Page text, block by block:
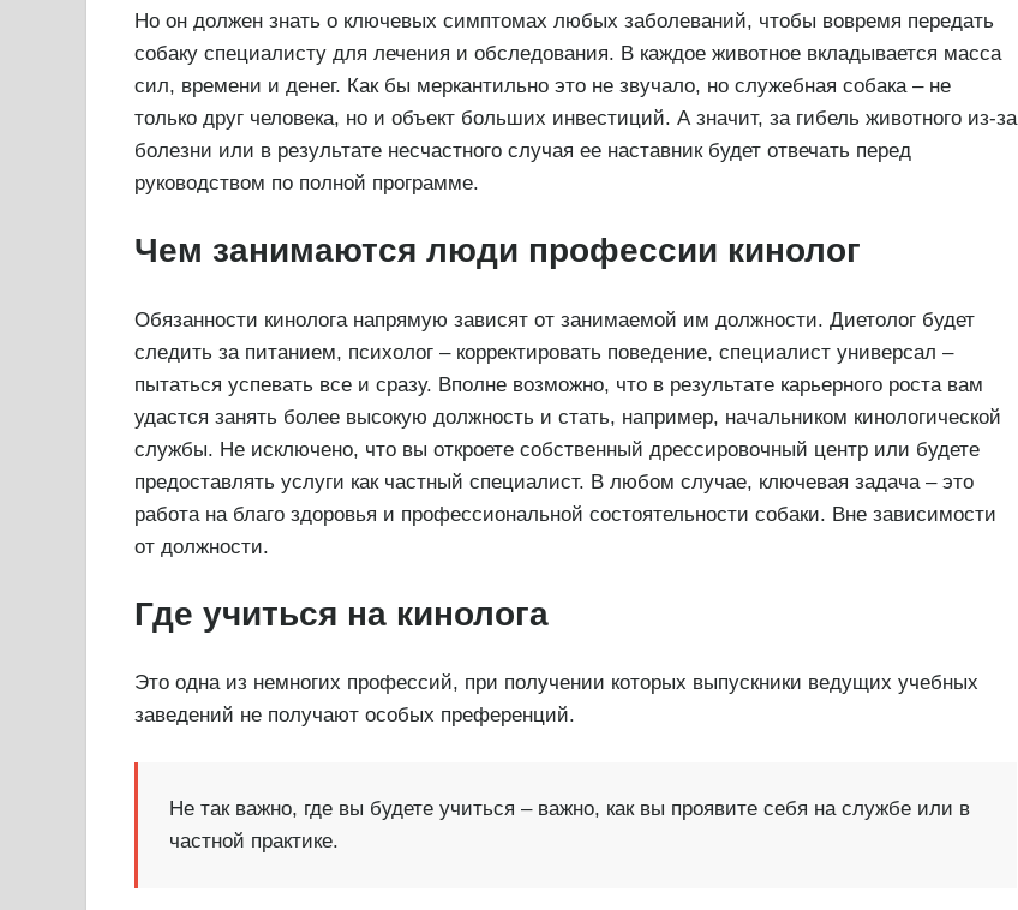
Но он должен знать о ключевых симптомах любых заболеваний, чтобы вовремя передать
собаку специалисту для лечения и обследования. В каждое животное вкладывается масса
сил, времени и денег. Как бы меркантильно это не звучало, но служебная собака – не
только друг человека, но и объект больших инвестиций. А значит, за гибель животного из-за
болезни или в результате несчастного случая ее наставник будет отвечать перед
руководством по полной программе.
Чем занимаются люди профессии кинолог
Обязанности кинолога напрямую зависят от занимаемой им должности. Диетолог будет
следить за питанием, психолог – корректировать поведение, специалист универсал –
пытаться успевать все и сразу. Вполне возможно, что в результате карьерного роста вам
удастся занять более высокую должность и стать, например, начальником кинологической
службы. Не исключено, что вы откроете собственный дрессировочный центр или будете
предоставлять услуги как частный специалист. В любом случае, ключевая задача – это
работа на благо здоровья и профессиональной состоятельности собаки. Вне зависимости
от должности.
Где учиться на кинолога
Это одна из немногих профессий, при получении которых выпускники ведущих учебных
заведений не получают особых преференций.
Не так важно, где вы будете учиться – важно, как вы проявите себя на службе или в
частной практике.